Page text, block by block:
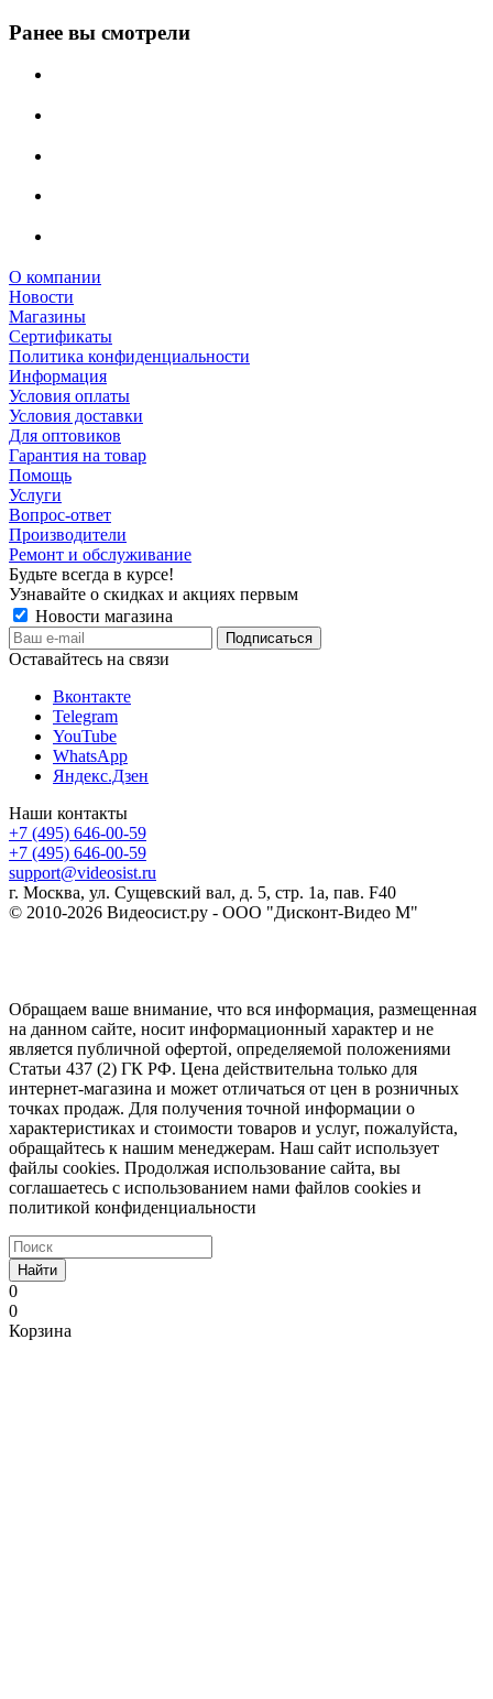
Ранее вы смотрели
О компании
Новости
Магазины
Сертификаты
Политика конфиденциальности
Информация
Условия оплаты
Условия доставки
Для оптовиков
Гарантия на товар
Помощь
Услуги
Вопрос-ответ
Производители
Ремонт и обслуживание
Будьте всегда в курсе!
Узнавайте о скидках и акциях первым
Новости магазина
Оставайтесь на связи
Вконтакте
Telegram
YouTube
WhatsApp
Яндекс.Дзен
Наши контакты
+7 (495) 646-00-59
+7 (495) 646-00-59
support@videosist.ru
г. Москва, ул. Сущевский вал, д. 5, стр. 1а, пав. F40
© 2010-2026 Видеосист.ру - ООО "Дисконт-Видео М"
Обращаем ваше внимание, что вся информация, размещенная
на данном сайте, носит информационный характер и не
является публичной офертой, определяемой положениями
Статьи 437 (2) ГК РФ. Цена действительна только для
интернет-магазина и может отличаться от цен в розничных
точках продаж. Для получения точной информации о
характеристиках и стоимости товаров и услуг, пожалуйста,
обращайтесь к нашим менеджерам. Наш сайт использует
файлы cookies. Продолжая использование сайта, вы
соглашаетесь с использованием нами файлов cookies и
политикой конфиденциальности
Найти
0
0
Корзина